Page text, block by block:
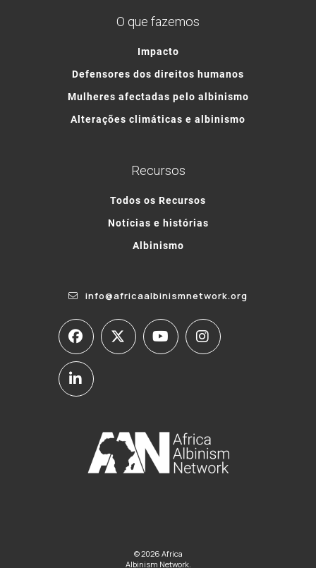
O que fazemos
Impacto
Defensores dos direitos humanos
Mulheres afectadas pelo albinismo
Alterações climáticas e albinismo
Recursos
Todos os Recursos
Notícias e histórias
Albinismo
info@africaalbinismnetwork.org
© 2026 Africa
Albinism Network.